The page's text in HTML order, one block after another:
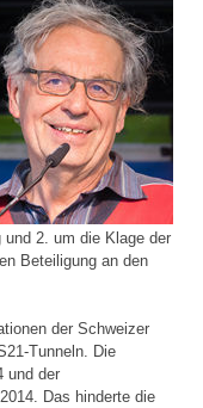
und 2. um die Klage der
Beteiligung an den
der Schweizer
Tunneln. Die
und der
Das hinderte die